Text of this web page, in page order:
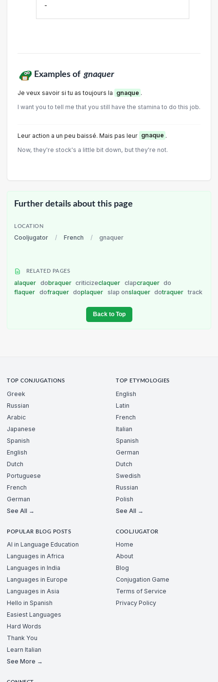
-
Examples of gnaquer
Je veux savoir si tu as toujours la gnaque .
I want you to tell me that you still have the stamina to do this job.
Leur action a un peu baissé. Mais pas leur gnaque .
Now, they're stock's a little bit down, but they're not.
Further details about this page
LOCATION
Cooljugator / French / gnaquer
RELATED PAGES
alaquer dobraquer criticizeclaquer clapcraquer do
flaquer dofraquer doplaquer slap onslaquer dotraquer track
Back to Top
TOP CONJUGATIONS
Greek
Russian
Arabic
Japanese
Spanish
English
Dutch
Portuguese
French
German
See All →
TOP ETYMOLOGIES
English
Latin
French
Italian
Spanish
German
Dutch
Swedish
Russian
Polish
See All →
POPULAR BLOG POSTS
AI in Language Education
Languages in Africa
Languages in India
Languages in Europe
Languages in Asia
Hello in Spanish
Easiest Languages
Hard Words
Thank You
Learn Italian
See More →
COOLJUGATOR
Home
About
Blog
Conjugation Game
Terms of Service
Privacy Policy